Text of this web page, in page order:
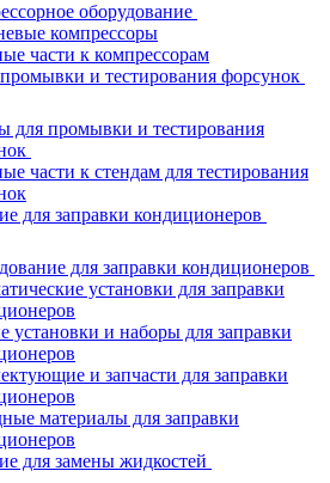
оборудование
компрессоры
части к компрессорам
и тестирования форсунок
для промывки и тестирования
части к стендам для тестирования
для заправки кондиционеров
для заправки кондиционеров
установки для заправки
установки и наборы для заправки
и запчасти для заправки
материалы для заправки
для замены жидкостей